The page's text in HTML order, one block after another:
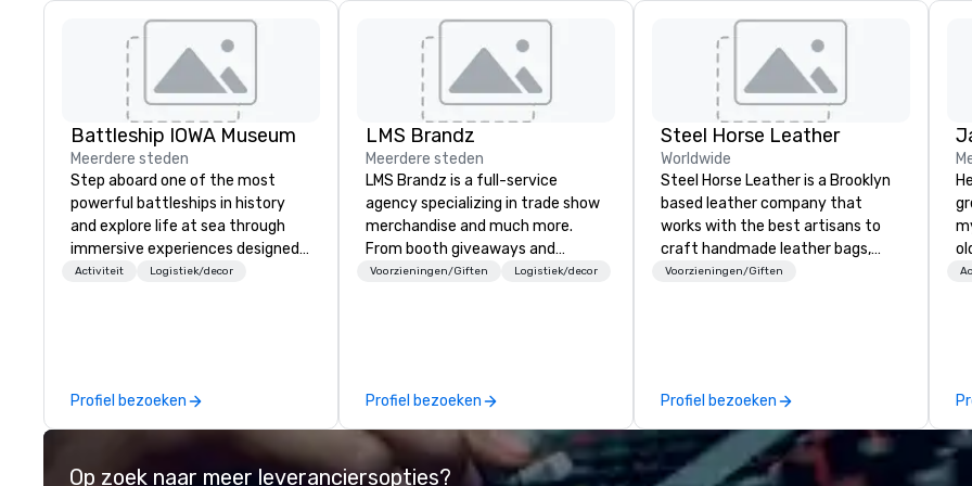
Battleship IOWA Museum
Meerdere steden
Step aboard one of the most
powerful battleships in history
and explore life at sea through
immersive experiences designed
for all ages. From self-guided
retracing the steps of U.S.
Presidents, climbing into massive
gun turrets, descending into the
heart of the engineering spaces,
Activiteit Logistiek/decor
Profiel bezoeken
LMS Brandz
Meerdere steden
LMS Brandz is a full-service
agency specializing in trade show
merchandise and much more.
From booth giveaways and
branded apparel to executive
choose from, our 20+ years of
industry experience and
commitment to exceptional
customer service set us apart. We
Voorzieningen/Giften Logistiek/decor
Profiel bezoeken
Steel Horse Leather
Worldwide
Steel Horse Leather is a Brooklyn
based leather company that
works with the best artisans to
craft handmade leather bags,
backpacks, duffel bags,
world of impeccable
craftsmanship with our exclusive
collection of handmade leather
bags. Our range includes
Voorzieningen/Giften
Profiel bezoeken
Op zoek naar meer leveranciersopties?